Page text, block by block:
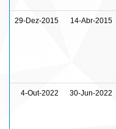
29-Dez-2015 14-Abr-2015
4-Out-2022 30-Jun-2022